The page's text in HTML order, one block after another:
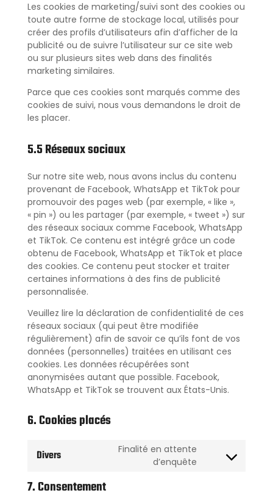
Les cookies de marketing/suivi sont des cookies ou
toute autre forme de stockage local, utilisés pour
créer des profils d’utilisateurs afin d’afficher de la
publicité ou de suivre l’utilisateur sur ce site web
ou sur plusieurs sites web dans des finalités
marketing similaires.
Parce que ces cookies sont marqués comme des
cookies de suivi, nous vous demandons le droit de
les placer.
5.5 Réseaux sociaux
Sur notre site web, nous avons inclus du contenu
provenant de Facebook, WhatsApp et TikTok pour
promouvoir des pages web (par exemple, « like »,
« pin ») ou les partager (par exemple, « tweet ») sur
des réseaux sociaux comme Facebook, WhatsApp
et TikTok. Ce contenu est intégré grâce un code
obtenu de Facebook, WhatsApp et TikTok et place
des cookies. Ce contenu peut stocker et traiter
certaines informations à des fins de publicité
personnalisée.
Veuillez lire la déclaration de confidentialité de ces
réseaux sociaux (qui peut être modifiée
régulièrement) afin de savoir ce qu’ils font de vos
données (personnelles) traitées en utilisant ces
cookies. Les données récupérées sont
anonymisées autant que possible. Facebook,
WhatsApp et TikTok se trouvent aux États-Unis.
6. Cookies placés
Divers
Finalité en attente
d’enquête
7. Consentement